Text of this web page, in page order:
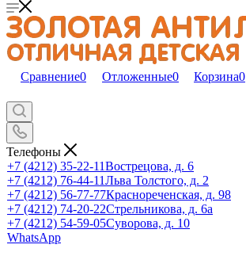
Сравнение0 Отложенные0 Корзина0
Телефоны
+7 (4212) 35-22-11Вострецова, д. 6
+7 (4212) 76-44-11Льва Толстого, д. 2
+7 (4212) 56-77-77Краснореченская, д. 98
+7 (4212) 74-20-22Стрельникова, д. 6а
+7 (4212) 54-59-05Суворова, д. 10
WhatsApp